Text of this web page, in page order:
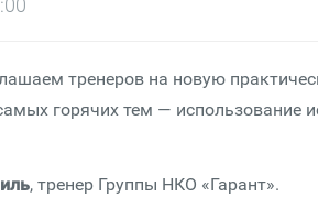
тренеров на новую
горячих тем — использование
, тренер Группы НКО «Гарант».